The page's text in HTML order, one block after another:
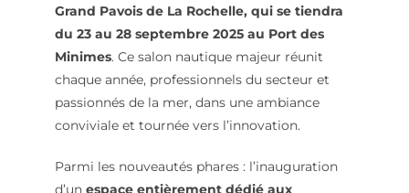
Grand Pavois de La Rochelle, qui se tiendra
du 23 au 28 septembre 2025 au Port des
Minimes. Ce salon nautique majeur réunit
chaque année, professionnels du secteur et
passionnés de la mer, dans une ambiance
conviviale et tournée vers l’innovation.
Parmi les nouveautés phares : l’inauguration
d’un espace entièrement dédié aux